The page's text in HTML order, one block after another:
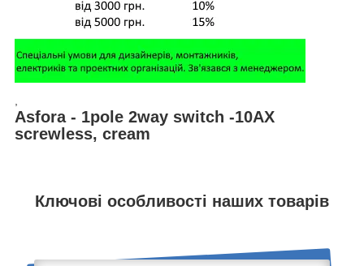
Asfora - 1pole 2way switch -10AX
screwless, cream
Ключові особливості наших товарів